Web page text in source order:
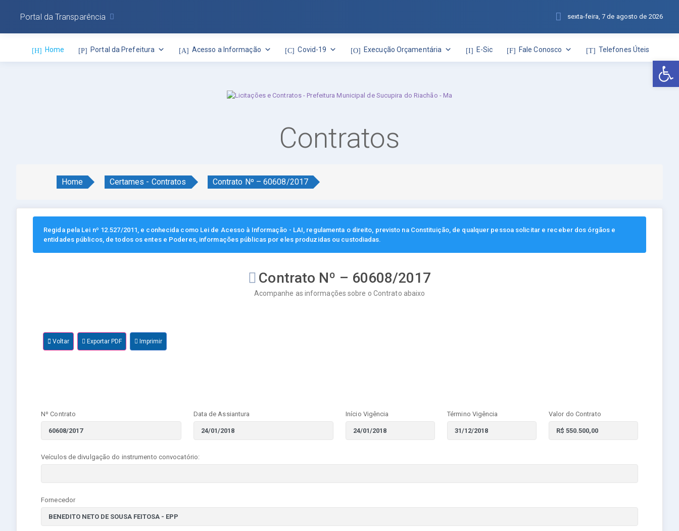
Home Portal da Prefeitura Acesso a Informação Covid-19 Execução Orçamentária E-Sic Fale Conosco Telefones Úteis
Portal da Transparência sexta-feira, 7 de agosto de 2026
Contratos
Home Certames - Contratos Contrato Nº – 60608/2017
Regida pela Lei nº 12.527/2011, e conhecida como Lei de Acesso à Informação - LAI, regulamenta o direito, previsto na Constituição, de qualquer pessoa solicitar e receber dos órgãos e
entidades públicos, de todos os entes e Poderes, informações públicas por eles produzidas ou custodiadas.
Contrato Nº – 60608/2017
Acompanhe as informações sobre o Contrato abaixo
Voltar Exportar PDF Imprimir
Nº Contrato Data de Assiantura Início Vigência Término Vigência Valor do Contrato
Veículos de divulgação do instrumento convocatório:
Fornecedor